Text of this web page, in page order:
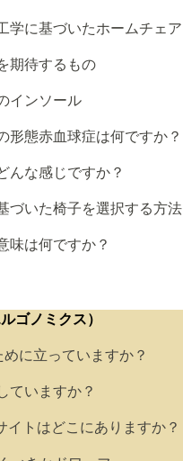
学に基づいたホームチェア
期待するもの
インソール
形態赤血球症は何ですか？
んな感じですか？
づいた椅子を選択する方法
味は何ですか？
ゴノミクス）
に立っていますか？
ていますか？
イトはどこにありますか？